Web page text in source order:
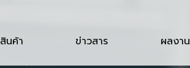
สินค้า ข่าวสาร ผลงาน